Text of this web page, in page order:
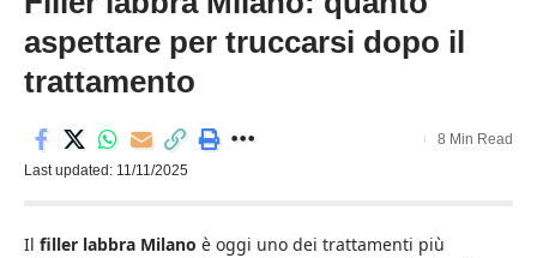
aspettare per truccarsi dopo il
trattamento
Last updated: 11/11/2025
8 Min Read
Il filler labbra Milano è oggi uno dei trattamenti più